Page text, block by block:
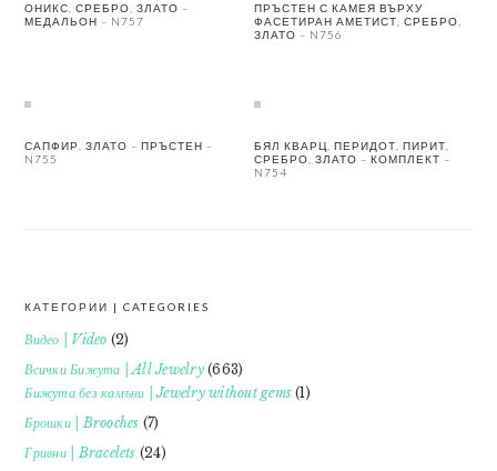
ОНИКС, СРЕБРО, ЗЛАТО –
МЕДАЛЬОН – N757
ПРЪСТЕН С КАМЕЯ ВЪРХУ
ФАСЕТИРАН АМЕТИСТ, СРЕБРО,
ЗЛАТО – N756
САПФИР, ЗЛАТО – ПРЪСТЕН –
N755
БЯЛ КВАРЦ, ПЕРИДОТ, ПИРИТ,
СРЕБРО, ЗЛАТО – КОМПЛЕКТ –
N754
FOOTER
КАТЕГОРИИ | CATEGORIES
Видео | Video (2)
Всички Бижута | All Jewelry(663)
Бижута без камъни | Jewelry without gems (1)
Брошки | Brooches (7)
Гривни | Bracelets (24)